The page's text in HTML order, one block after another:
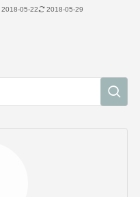
2018-05-22 2018-05-29